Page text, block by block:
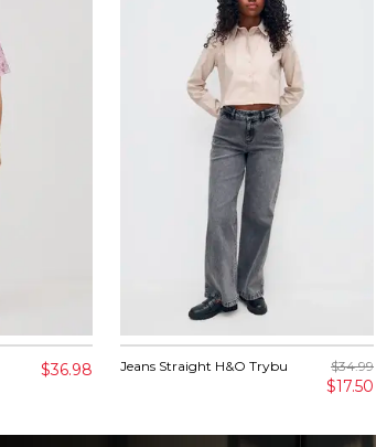
$36.98 Jeans Straight H&O Trybu $34.99
$17.50